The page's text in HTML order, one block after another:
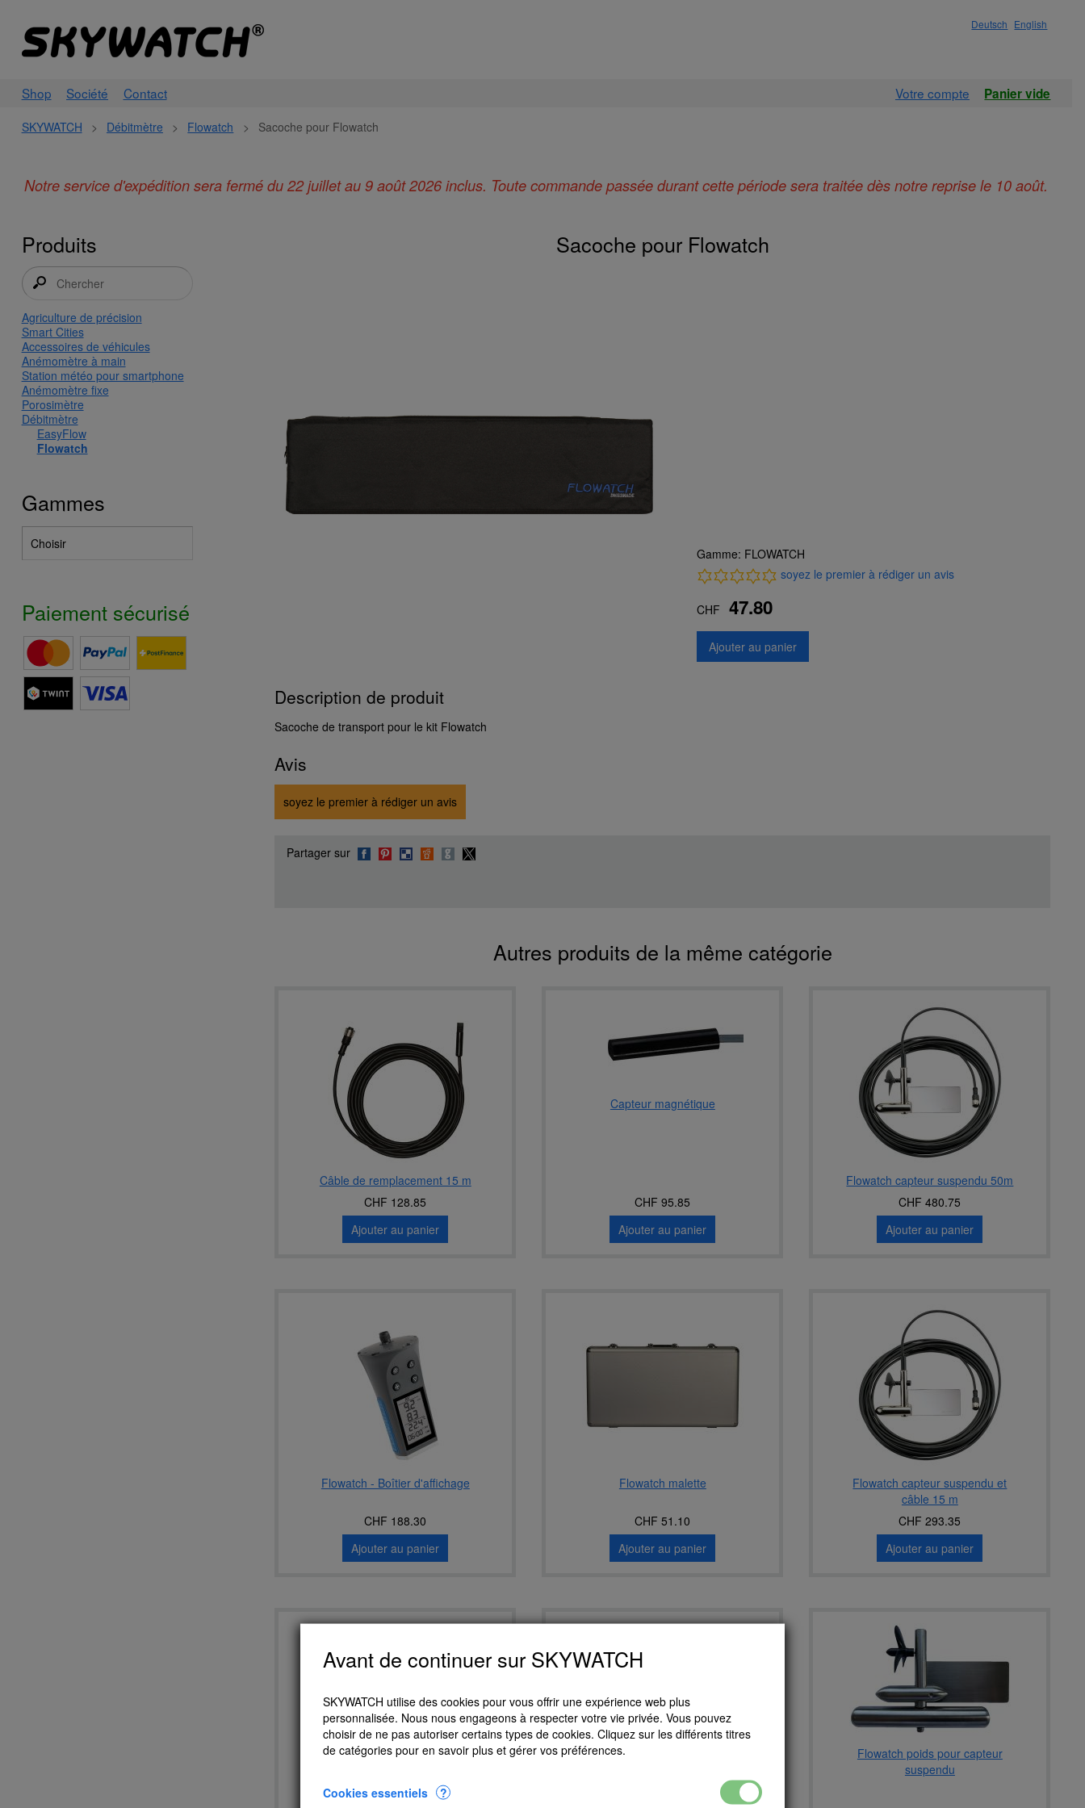
Deutsch English
Shop Société Contact Votre compte Panier vide
SKYWATCH > Débitmètre > Flowatch > Sacoche pour Flowatch
Notre service d'expédition sera fermé du 22 juillet au 9 août 2026 inclus. Toute commande passée durant cette période sera traitée dès notre reprise le 10 août.
Produits
Agriculture de précision
Smart Cities
Accessoires de véhicules
Anémomètre à main
Station météo pour smartphone
Anémomètre fixe
Porosimètre
Débitmètre
EasyFlow
Flowatch
Gammes
Paiement sécurisé
Sacoche pour Flowatch
Gamme: FLOWATCH
soyez le premier à rédiger un avis
CHF 47.80
Ajouter au panier
Description de produit
Sacoche de transport pour le kit Flowatch
Avis
soyez le premier à rédiger un avis
Partager sur
Autres produits de la même catégorie
Câble de remplacement 15 m
CHF 128.85
Ajouter au panier
Capteur magnétique
CHF 95.85
Ajouter au panier
Flowatch capteur suspendu 50m
CHF 480.75
Ajouter au panier
Flowatch - Boîtier d'affichage
CHF 188.30
Ajouter au panier
Flowatch malette
CHF 51.10
Ajouter au panier
Flowatch capteur suspendu et
câble 15 m
CHF 293.35
Ajouter au panier
Flowatch support helice bleu
Sacoche pour Flowatch
Flowatch poids pour capteur
suspendu
Avant de continuer sur SKYWATCH
SKYWATCH utilise des cookies pour vous offrir une expérience web plus
personnalisée. Nous nous engageons à respecter votre vie privée. Vous pouvez
choisir de ne pas autoriser certains types de cookies. Cliquez sur les différents titres
de catégories pour en savoir plus et gérer vos préférences.
Cookies essentiels ?